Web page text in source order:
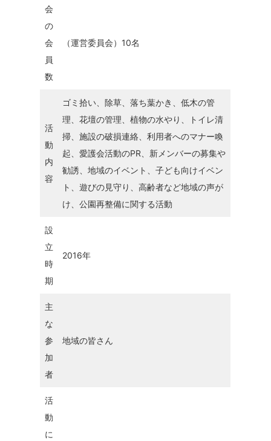
会
の
会
員
数
（運営委員会）10名
活
動
内
容
ゴミ拾い、除草、落ち葉かき、低木の管
理、花壇の管理、植物の水やり、トイレ清
掃、施設の破損連絡、利用者へのマナー喚
起、愛護会活動のPR、新メンバーの募集や
勧誘、地域のイベント、子ども向けイベン
ト、遊びの見守り、高齢者など地域の声が
け、公園再整備に関する活動
設
立
時
期
2016年
主
な
参
加
者
地域の皆さん
活
動
に